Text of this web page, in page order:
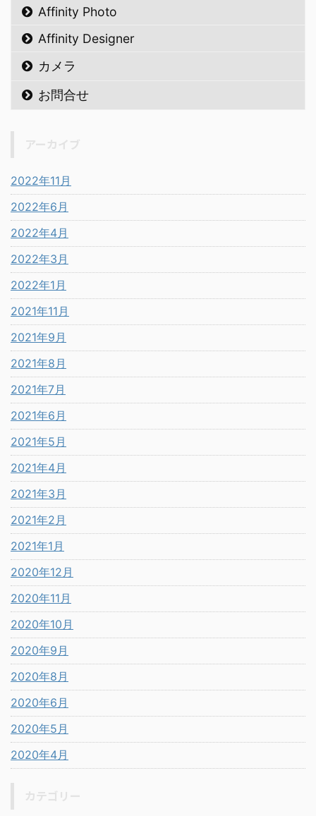
Affinity Photo
Affinity Designer
カメラ
お問合せ
2022年11月
2022年6月
2022年4月
2022年3月
2022年1月
2021年11月
2021年9月
2021年8月
2021年7月
2021年6月
2021年5月
2021年4月
2021年3月
2021年2月
2021年1月
2020年12月
2020年11月
2020年10月
2020年9月
2020年8月
2020年6月
2020年5月
2020年4月